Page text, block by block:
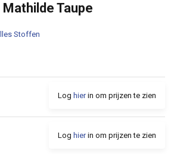
Taupe
Stoffen
Log hierin om prijzen te zien
Log hierin om prijzen te zien